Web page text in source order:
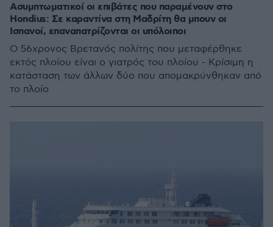
Ασυμπτωματικοί οι επιβάτες που παραμένουν στο
Hondius: Σε καραντίνα στη Μαδρίτη θα μπουν οι
Ισπανοί, επαναπατρίζονται οι υπόλοιποι
Ο 56χρονος Βρετανός πολίτης που μεταφέρθηκε
εκτός πλοίου είναι ο γιατρός του πλοίου - Κρίσιμη η
κατάσταση των άλλων δύο που απομακρύνθηκαν από
το πλοίο